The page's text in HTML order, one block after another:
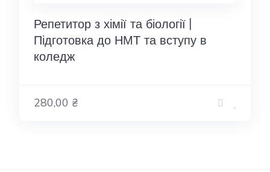
Репетитор з хімії та біології |
Підготовка до НМТ та вступу в
коледж
280,00 ₴